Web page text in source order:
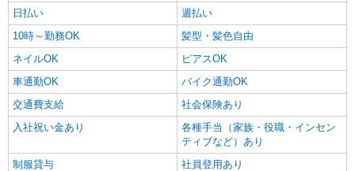
日払い
週払い
10時～勤務OK
髪型・髪色自由
ネイルOK
ピアスOK
車通勤OK
バイク通勤OK
交通費支給
社会保険あり
入社祝い金あり
各種手当（家族・役職・インセン
ティブなど）あり
制服貸与
社員登用あり